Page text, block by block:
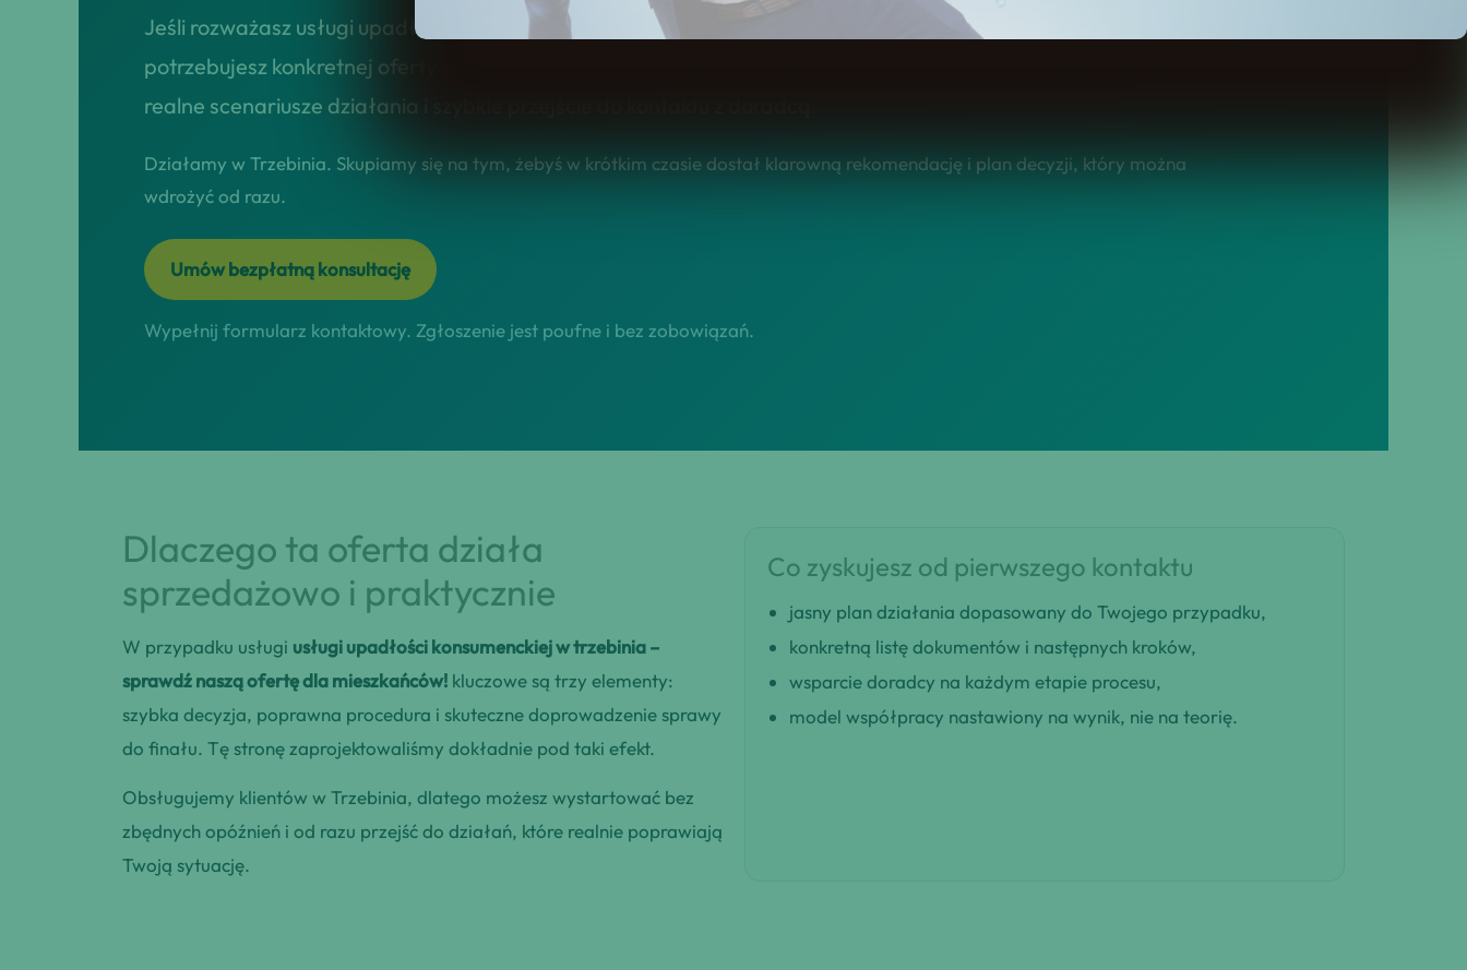
Jeśli rozważasz usługi upadłości konsumenckiej w trzebinia – sprawdź naszą ofertę dla mieszkańców!,
potrzebujesz konkretnej oferty sprzedażowej, a nie ogólników. Na tej stronie dostajesz jasny model współpracy,
realne scenariusze działania i szybkie przejście do kontaktu z doradcą.
Działamy w Trzebinia. Skupiamy się na tym, żebyś w krótkim czasie dostał klarowną rekomendację i plan decyzji, który można
wdrożyć od razu.
Umów bezpłatną konsultację
Wypełnij formularz kontaktowy. Zgłoszenie jest poufne i bez zobowiązań.
Dlaczego ta oferta działa
sprzedażowo i praktycznie
W przypadku usługi usługi upadłości konsumenckiej w trzebinia –
sprawdź naszą ofertę dla mieszkańców! kluczowe są trzy elementy:
szybka decyzja, poprawna procedura i skuteczne doprowadzenie sprawy
do finału. Tę stronę zaprojektowaliśmy dokładnie pod taki efekt.
Obsługujemy klientów w Trzebinia, dlatego możesz wystartować bez
zbędnych opóźnień i od razu przejść do działań, które realnie poprawiają
Twoją sytuację.
Co zyskujesz od pierwszego kontaktu
jasny plan działania dopasowany do Twojego przypadku,
konkretną listę dokumentów i następnych kroków,
wsparcie doradcy na każdym etapie procesu,
model współpracy nastawiony na wynik, nie na teorię.